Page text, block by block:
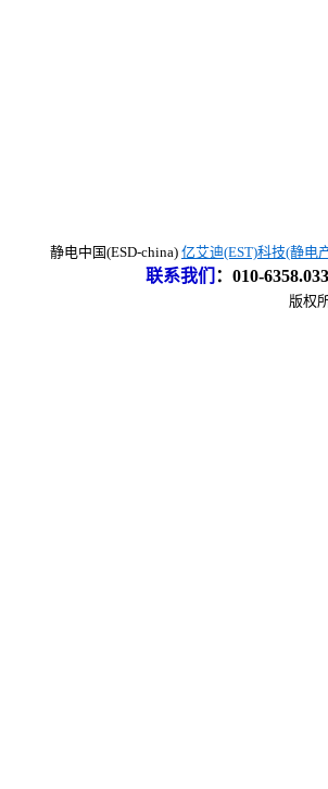
静电中国(ESD-china) 亿艾迪(EST)科技(静电
联系我们 ： 010-
版权